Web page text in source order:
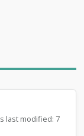
last modified: 7